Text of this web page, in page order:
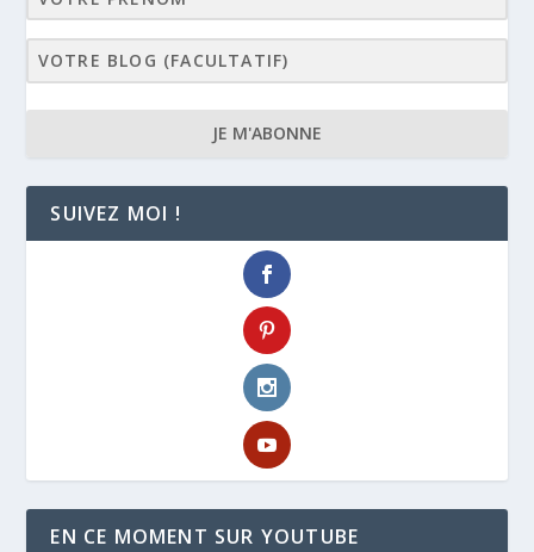
JE M'ABONNE
SUIVEZ MOI !
EN CE MOMENT SUR YOUTUBE